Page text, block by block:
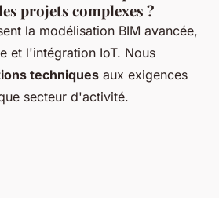
projets complexes ?
la modélisation BIM avancée,
et l'intégration IoT. Nous
techniques aux exigences
secteur d'activité.